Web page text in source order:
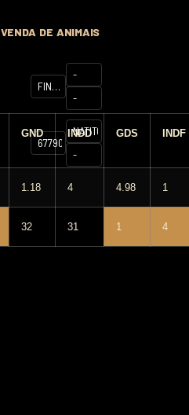
VENDA DE ANIMAIS
GND INDD GDS INDF
1.18 4 4.98 1
32 31 1 4
FINAL
CUT
924X
-
-
677907EOD
NATITO
-